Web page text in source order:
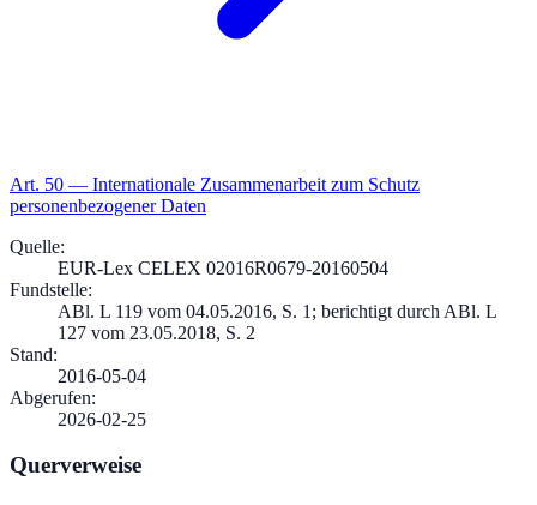
Art. 50 — Internationale Zusammenarbeit zum Schutz
personenbezogener Daten
Quelle:
EUR-Lex CELEX 02016R0679-20160504
Fundstelle:
ABl. L 119 vom 04.05.2016, S. 1; berichtigt durch ABl. L
127 vom 23.05.2018, S. 2
Stand:
2016-05-04
Abgerufen:
2026-02-25
Querverweise